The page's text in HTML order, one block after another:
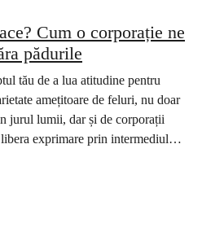
Cum o corporație ne
pădurile
tău de a lua atitudine pentru
amețitoare de feluri, nu doar
jurul lumii, dar și de corporații
exprimare prin intermediul